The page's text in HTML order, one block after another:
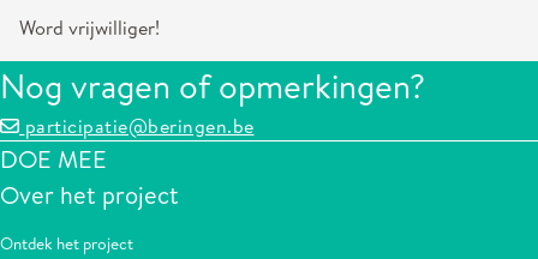
Word vrijwilliger!
Nog vragen of opmerkingen?
participatie@beringen.be
DOE MEE
Over het project
Ontdek het project